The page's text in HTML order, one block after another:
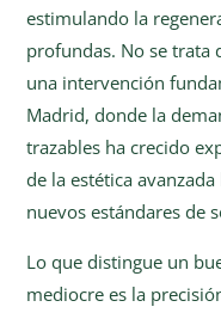
estimulando la
profundas. No se trata
una intervención
Madrid, donde la
trazables ha crecido
de la estética
nuevos estándares de
Lo que distingue un
mediocre es la